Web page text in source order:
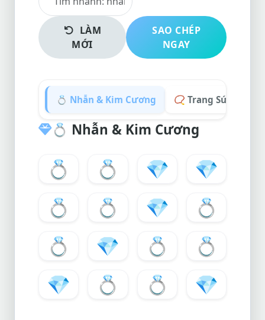
LÀM
MỚI
SAO CHÉP
NGAY
💍 Nhẫn & Kim Cương 📿 Trang Sức & Phụ
💍 Nhẫn & Kim Cương
💍 💍 💎
💎
💍
💍 💎
💍
💍
💎 💍
💍
💎
💍 💍 💎